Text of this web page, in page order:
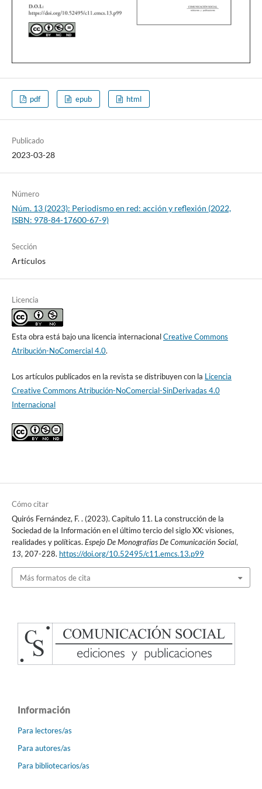
pdf epub html
Publicado
2023-03-28
Número
Núm. 13 (2023): Periodismo en red: acción y reflexión (2022,
ISBN: 978-84-17600-67-9)
Sección
Artículos
Licencia
Esta obra está bajo una licencia internacionalCreative Commons
Atribución-NoComercial 4.0.
Los artículos publicados en la revista se distribuyen con la Licencia
Creative Commons Atribución-NoComercial-SinDerivadas 4.0
Internacional
Cómo citar
Quirós Fernández, F. . (2023). Capítulo 11. La construcción de la
Sociedad de la Información en el último tercio del siglo XX: visiones,
realidades y políticas. Espejo De Monografías De Comunicación Social,
13, 207-228. https://doi.org/10.52495/c11.emcs.13.p99
Más formatos de cita
Información
Para lectores/as
Para autores/as
Para bibliotecarios/as